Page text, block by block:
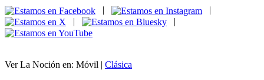
|
|
Ver La Noción en: Móvil | Clásica